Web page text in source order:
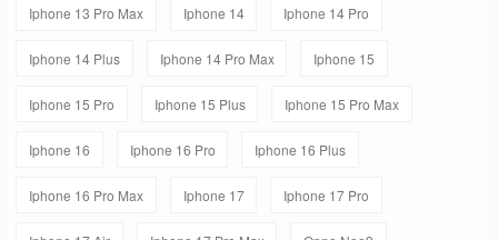
Iphone 13 Pro Max Iphone 14 Iphone 14 Pro
Iphone 14 Plus Iphone 14 Pro Max Iphone 15
Iphone 15 Pro Iphone 15 Plus Iphone 15 Pro Max
Iphone 16 Iphone 16 Pro Iphone 16 Plus
Iphone 16 Pro Max Iphone 17 Iphone 17 Pro